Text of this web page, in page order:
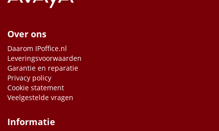
Over ons
Daarom IPoffice.nl
Leveringsvoorwaarden
Garantie en reparatie
Privacy policy
Cookie statement
Veelgestelde vragen
Informatie